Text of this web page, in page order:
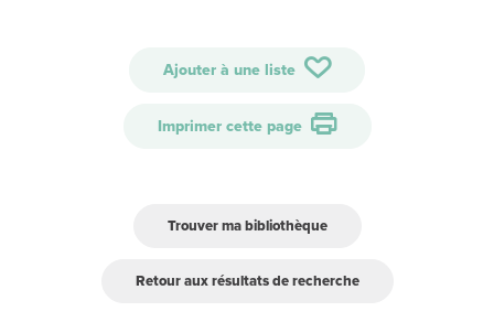
Ajouter à une liste
Imprimer cette page
Trouver ma bibliothèque
Retour aux résultats de recherche